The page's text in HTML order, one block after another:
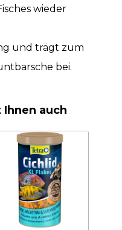
wieder
und trägt zum
bei.
auch